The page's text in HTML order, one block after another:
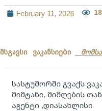
February 11, 2026
მსგავსი ვაკანსიები
სასტუმორში გვაქს
მიმტანი, მიმღების
აგენტი ,დიასახლისი